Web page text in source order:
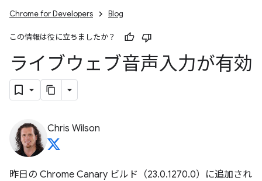
Chrome for Developers Blog
この情報は役に立ちましたか？
ライブウェブ音声入力が有効
Chris Wilson
昨日の Chrome Canary ビルド（23.0.1270.0）に追加され